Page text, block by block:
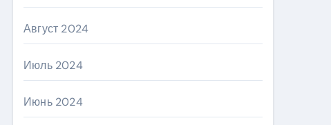
Август 2024
Июль 2024
Июнь 2024